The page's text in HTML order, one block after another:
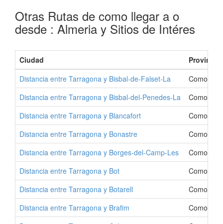
Otras Rutas de como llegar a o
desde : Almeria y Sitios de Intéres
Ciudad
Provincia
Distancia entre Tarragona y Bisbal-de-Falset-La
Como Ir a
Distancia entre Tarragona y Bisbal-del-Penedes-La
Como Ir a
Distancia entre Tarragona y Blancafort
Como Ir a
Distancia entre Tarragona y Bonastre
Como Ir a
Distancia entre Tarragona y Borges-del-Camp-Les
Como Ir a
Distancia entre Tarragona y Bot
Como Ir a
Distancia entre Tarragona y Botarell
Como Ir a
Distancia entre Tarragona y Brafim
Como Ir a